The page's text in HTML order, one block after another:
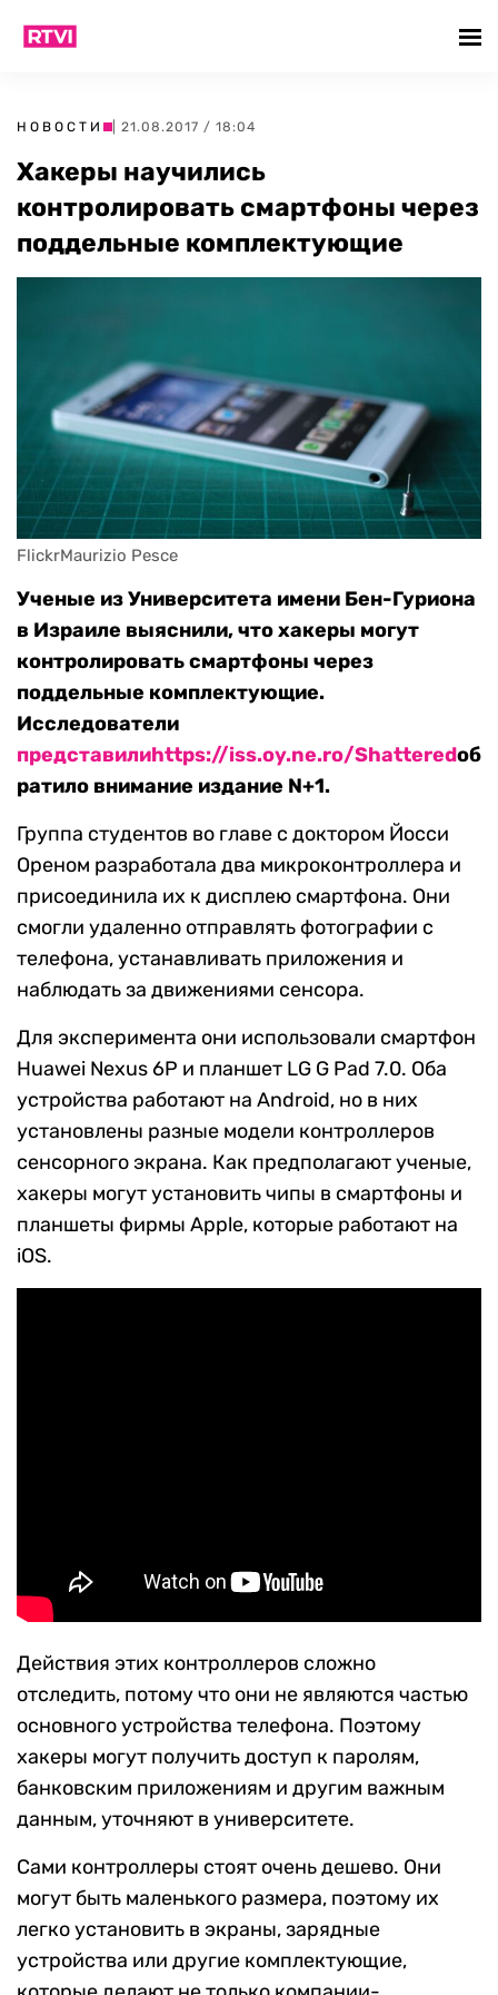
НОВОСТИ | 21.08.2017 / 18:04
Хакеры научились
контролировать смартфоны через
поддельные комплектующие
FlickrMaurizio Pesce
Ученые из Университета имени Бен-Гуриона
в Израиле выяснили, что хакеры могут
контролировать смартфоны через
поддельные комплектующие.
Исследователи
представилиhttps://iss.oy.ne.ro/Shatteredоб
ратило внимание издание N+1.
Группа студентов во главе с доктором Йосси
Ореном разработала два микроконтроллера и
присоединила их к дисплею смартфона. Они
смогли удаленно отправлять фотографии с
телефона, устанавливать приложения и
наблюдать за движениями сенсора.
Для эксперимента они использовали смартфон
Huawei Nexus 6P и планшет LG G Pad 7.0. Оба
устройства работают на Android, но в них
установлены разные модели контроллеров
сенсорного экрана. Как предполагают ученые,
хакеры могут установить чипы в смартфоны и
планшеты фирмы Apple, которые работают на
iOS.
Действия этих контроллеров сложно
отследить, потому что они не являются частью
основного устройства телефона. Поэтому
хакеры могут получить доступ к паролям,
банковским приложениям и другим важным
данным, уточняют в университете.
Сами контроллеры стоят очень дешево. Они
могут быть маленького размера, поэтому их
легко установить в экраны, зарядные
устройства или другие комплектующие,